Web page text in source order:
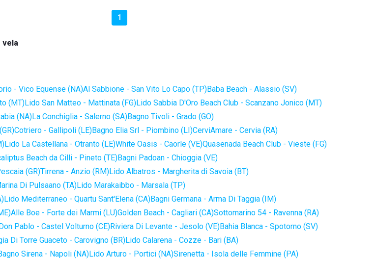
1
vela
- Vico Equense (NA)Al Sabbione - San Vito Lo Capo (TP)Baba Beach - Alassio (SV)
(MT)Lido San Matteo - Mattinata (FG)Lido Sabbia D'Oro Beach Club - Scanzano Jonico (MT)
(NA)La Conchiglia - Salerno (SA)Bagno Tivoli - Grado (GO)
Cotriero - Gallipoli (LE)Bagno Elia Srl - Piombino (LI)CerviAmare - Cervia (RA)
Lido La Castellana - Otranto (LE)White Oasis - Caorle (VE)Quasenada Beach Club - Vieste (FG)
Beach da Cilli - Pineto (TE)Bagni Padoan - Chioggia (VE)
(GR)Tirrena - Anzio (RM)Lido Albatros - Margherita di Savoia (BT)
Di Pulsaano (TA)Lido Marakaibbo - Marsala (TP)
Lido Mediterraneo - Quartu Sant'Elena (CA)Bagni Germana - Arma Di Taggia (IM)
Alle Boe - Forte dei Marmi (LU)Golden Beach - Cagliari (CA)Sottomarino 54 - Ravenna (RA)
Pablo - Castel Volturno (CE)Riviera Di Levante - Jesolo (VE)Bahia Blanca - Spotorno (SV)
Di Torre Guaceto - Carovigno (BR)Lido Calarena - Cozze - Bari (BA)
Sirena - Napoli (NA)Lido Arturo - Portici (NA)Sirenetta - Isola delle Femmine (PA)